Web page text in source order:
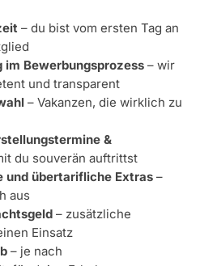
– du bist vom ersten Tag an
im Bewerbungsprozess – wir
und transparent
– Vakanzen, die wirklich zu
&
du souverän auftrittst
und übertarifliche Extras –
aus
– zusätzliche
Einsatz
– je nach